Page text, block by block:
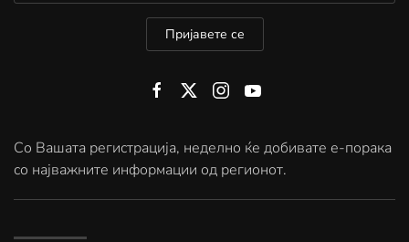
Пријавете се
Со Вашата регистрација, неделно ќе добивате е-порака
со најважните информации од регионот.